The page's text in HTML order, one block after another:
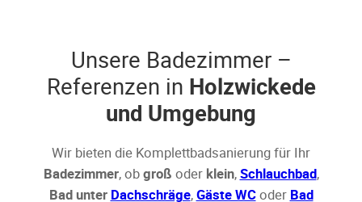
Unsere Badezimmer –
Referenzen in Holzwickede
und Umgebung
Wir bieten die Komplettbadsanierung für Ihr
Badezimmer, obgroß oder klein,Schlauchbad,
Bad unter Dachschräge,Gäste WCoder Bad